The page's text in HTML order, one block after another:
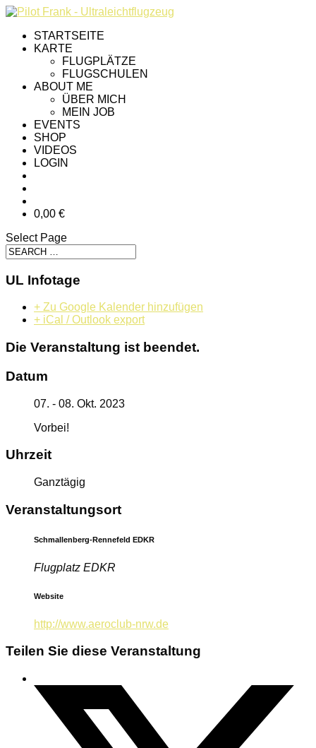
STARTSEITE
KARTE
FLUGPLÄTZE
FLUGSCHULEN
ABOUT ME
ÜBER MICH
MEIN JOB
EVENTS
SHOP
VIDEOS
LOGIN
0,00 €
Select Page
UL Infotage
+ Zu Google Kalender hinzufügen
+ iCal / Outlook export
Die Veranstaltung ist beendet.
Datum
07. - 08. Okt. 2023
Vorbei!
Uhrzeit
Ganztägig
Veranstaltungsort
Schmallenberg-Rennefeld EDKR
Flugplatz EDKR
Website
http://www.aeroclub-nrw.de
Teilen Sie diese Veranstaltung